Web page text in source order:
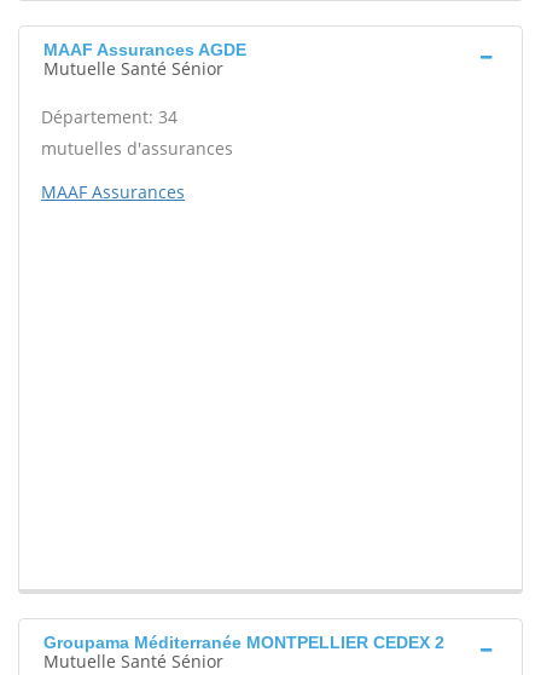
MAAF Assurances AGDE
Mutuelle Santé Sénior
Département: 34
mutuelles d'assurances
MAAF Assurances
Groupama Méditerranée MONTPELLIER CEDEX 2
Mutuelle Santé Sénior